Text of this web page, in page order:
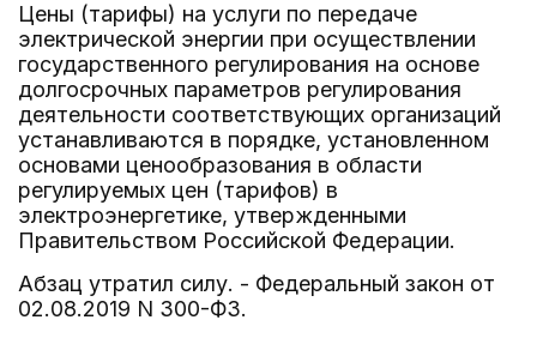
Цены (тарифы) на услуги по передаче
электрической энергии при осуществлении
государственного регулирования на основе
долгосрочных параметров регулирования
деятельности соответствующих организаций
устанавливаются в порядке, установленном
основами ценообразования в области
регулируемых цен (тарифов) в
электроэнергетике, утвержденными
Правительством Российской Федерации.
Абзац утратил силу. - Федеральный закон от
02.08.2019 N 300-ФЗ.